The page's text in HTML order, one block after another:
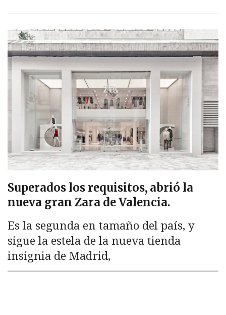
Superados los requisitos, abrió la
nueva gran Zara de Valencia.
Es la segunda en tamaño del país, y
sigue la estela de la nueva tienda
insignia de Madrid,